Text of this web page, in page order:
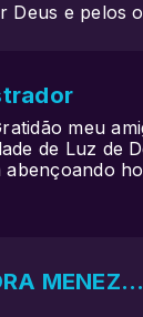
Deus e pelos
meu
de Luz de
abençoando
ALEXSANDRA MENEZES